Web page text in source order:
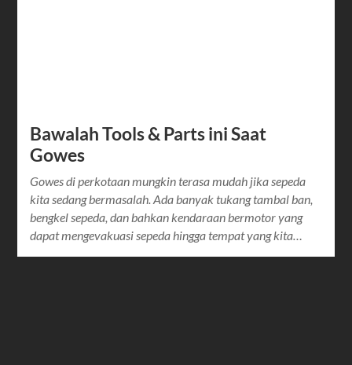
Bawalah Tools & Parts ini Saat
Gowes
Gowes di perkotaan mungkin terasa mudah jika sepeda
kita sedang bermasalah. Ada banyak tukang tambal ban,
bengkel sepeda, dan bahkan kendaraan bermotor yang
dapat mengevakuasi sepeda hingga tempat yang kita…